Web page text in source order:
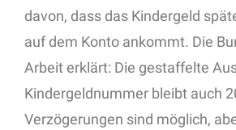
davon, dass das Kindergeld
auf dem Konto ankommt. Die
Arbeit erklärt: Die gestaffelte
Kindergeldnummer bleibt auch
Verzögerungen sind möglich,